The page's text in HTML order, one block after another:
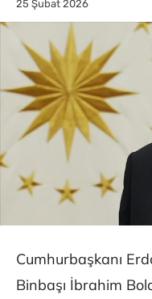
25 Şubat 2026
Cumhurbaşkanı
Binbaşı İbrahim